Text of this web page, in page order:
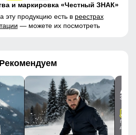
и маркировка «Честный ЗНАК»
эту продукцию есть в реестрах
— можете их посмотреть
Рекомендуем